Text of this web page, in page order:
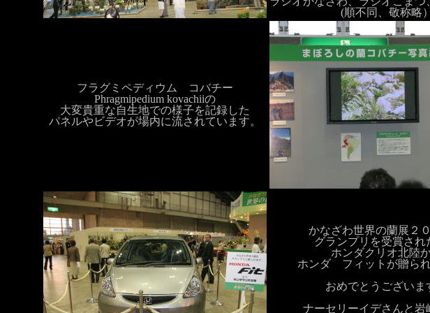
(順不同、敬称略
フラグミペディウム コバチー
Phragmipedium kovachiiの
大変貴重な自生地での様子を記録した
パネルやビデオが場内に流されています。
かなざわ世界の蘭展２
グランプリを受賞され
ホンダクリオ北陸
ホンダ フィットが贈ら
おめでとうございま
ナーセリーイデさんと岩